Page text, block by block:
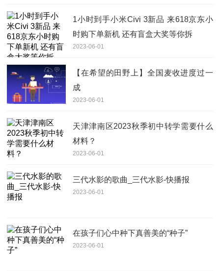
1小时到手小米Civi 3新品 来618京东小
时购下单新机 还有盲盒大奖等你拆
2023-06-01
【在希望的田野上】全国麦收进度过一
成
2023-06-01
天津津南区2023秋季初中转学需要什么
材料？
2023-06-01
三代水影的歌曲_三代水影-快播报
2023-06-01
在孩子们心中种下真善美的“种子”
2023-06-01